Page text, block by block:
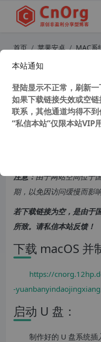
首页 苹果安卓 MAC系
苹果系统
引导镜像安装教
31,265 次浏览次阅读
注意：由于网站空间位于
期，以免因访问缓慢而影
若下载链接为空，是由于
所致。请私信本站反馈！
下载 macOS 并
https://
-
启动 U 盘：
制作好的 U 盘系统
本站通知
登陆显示不正常，刷新
如果下载链接失效或空
联系，其他通道均得不
“私信本站”仅限本站VIP